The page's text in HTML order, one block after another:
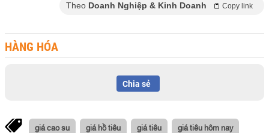
Theo Doanh Nghiệp & Kinh Doanh Copy link
HÀNG HÓA
Chia sẻ
giá cao su giá hồ tiêu giá tiêu giá tiêu hôm nay